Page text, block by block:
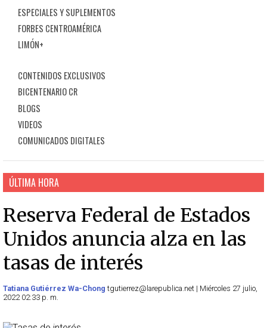
ESPECIALES Y SUPLEMENTOS
FORBES CENTROAMÉRICA
LIMÓN+
CONTENIDOS EXCLUSIVOS
BICENTENARIO CR
BLOGS
VIDEOS
COMUNICADOS DIGITALES
ÚLTIMA HORA
Reserva Federal de Estados
Unidos anuncia alza en las
tasas de interés
Tatiana Gutiérrez Wa-Chong tgutierrez@larepublica.net | Miércoles 27 julio,
2022 02:33 p. m.